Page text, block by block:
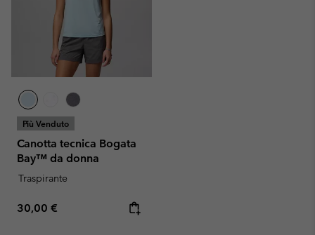
Più Venduto
Canotta tecnica Bogata
Bay™ da donna
Traspirante
Regular price:
30,00 €